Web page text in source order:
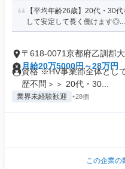
【平均年齢26歳】20代・30
して安定して長く働けます◎...
〒618-0071京都府乙訓郡
月給20万5000円～28万円
資格 ※HV事業部全体とし
歴不問＞＞ 20代・30...
業界未経験歓迎 +28個
この企業の